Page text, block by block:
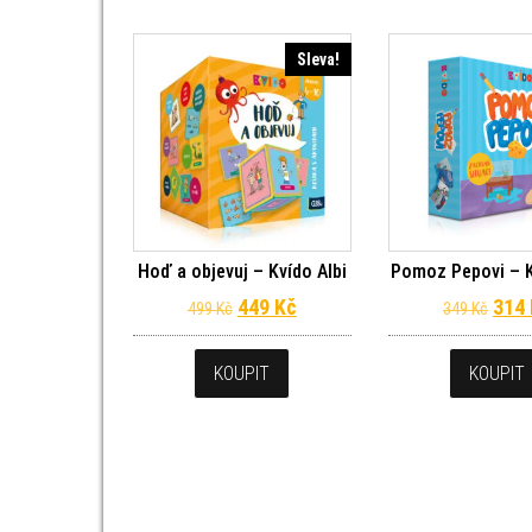
Sleva!
Hoď a objevuj – Kvído Albi
499Kč Původní cena byla: 499 Kč.
449 KčAktuální cena je: 449 Kč.
KOUPIT
Pomoz Pepovi –
349Kč 314
KOUPIT